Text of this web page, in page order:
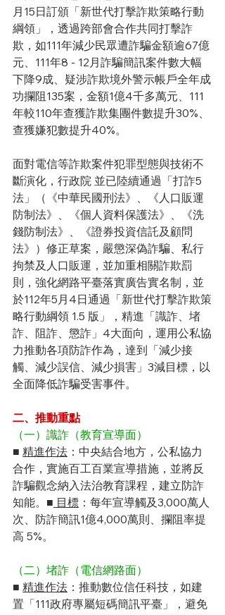
月15日訂頒「新世代打擊詐欺策略行動
綱領」，透過跨部會合作共同打擊詐
欺，如111年減少民眾遭詐騙金額逾67億
元、111年8 - 12月詐騙簡訊案件數大幅
下降9成、疑涉詐欺境外警示帳戶全年成
功攔阻135案，金額1億4千多萬元、111
年較110年查獲詐欺集團件數提升30%、
查獲嫌犯數提升40%。
面對電信等詐欺案件犯罪型態與技術不
斷演化，行政院 並已陸續通過「打詐5
法」（《中華民國刑法》、《人口販運
防制法》、《個人資料保護法》、《洗
錢防制法》、《證券投資信託及顧問
法》）修正草案，嚴懲深偽詐騙、私行
拘禁及人口販運，並加重相關詐欺罰
則，強化網路平臺落實廣告實名制，並
於112年5月4日通過「新世代打擊詐欺策
略行動綱領 1.5 版」，精進「識詐、堵
詐、阻詐、懲詐」4大面向，運用公私協
力推動各項防詐作為，達到「減少接
觸、減少誤信、減少損害」3減目標，以
全面降低詐騙受害事件。
二、推動重點
（一）識詐（教育宣導面）
■ 精進作法 ：中央結合地方，公私協力
合作，實施百工百業宣導措施，並將反
詐騙觀念納入法治教育課程，建立防詐
知能。■ 目標 ：每年宣導觸及3,000萬人
次、防詐簡訊1億4,000萬則、攔阻率提
高 5%。
（二）堵詐（電信網路面）
■ 精進作法 ：推動數位信任科技，如建
置「111政府專屬短碼簡訊平臺」，避免